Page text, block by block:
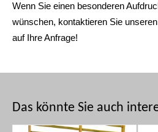
Wenn Sie einen besonderen
wünschen, kontaktieren Sie
auf Ihre Anfrage!
Das könnte Sie auch